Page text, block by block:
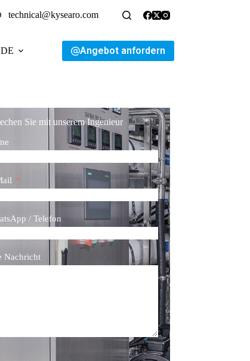
technical@kysearo.com
DE Angebot anfordern
Sie mit unserem Ingenieur
/ Telefon
Nachricht